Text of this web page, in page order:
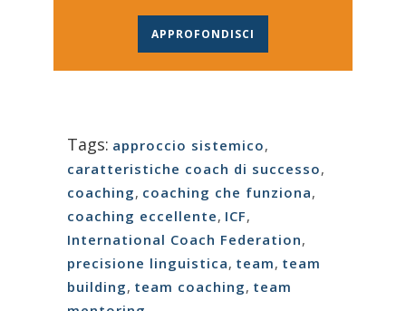
APPROFONDISCI
Tags: approccio sistemico,
caratteristiche coach di successo,
coaching, coaching che funziona,
coaching eccellente, ICF,
International Coach Federation,
precisione linguistica, team, team
building, team coaching, team